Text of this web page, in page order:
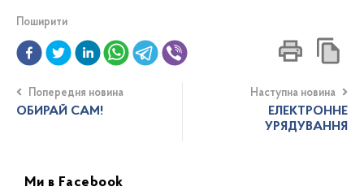
Поширити
Попередня новина
ОБИРАЙ САМ!
Наступна новина
ЕЛЕКТРОННЕ
УРЯДУВАННЯ
Ми в Facebook